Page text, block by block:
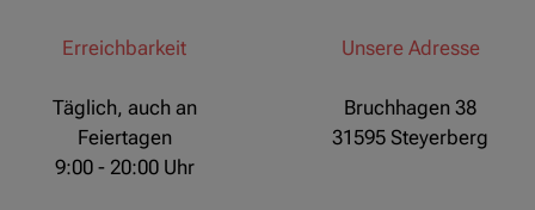
Erreichbarkeit
Täglich, auch an
Feiertagen
9:00 - 20:00 Uhr
Unsere Adresse
Bruchhagen 38
31595 Steyerberg